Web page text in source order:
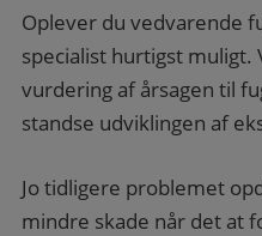
Oplever du vedvarende
specialist hurtigst muligt.
vurdering af årsagen til
standse udviklingen af
Jo tidligere problemet
mindre skade når det at